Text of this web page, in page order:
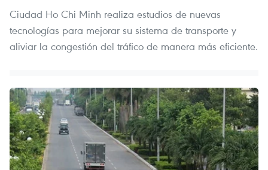
Ciudad Ho Chi Minh realiza estudios de nuevas
tecnologías para mejorar su sistema de transporte y
aliviar la congestión del tráfico de manera más eficiente.